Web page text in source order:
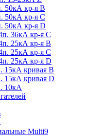
50кА кр-я B
50кА кр-я C
50кА кр-я D
36кА кр-я C
25кА кр-я B
25кА кр-я C
25кА кр-я D
15кА кривая B
15кА кривая D
10кА
Multi9